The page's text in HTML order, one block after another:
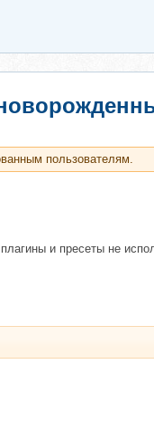
пользователям.
и пресеты не